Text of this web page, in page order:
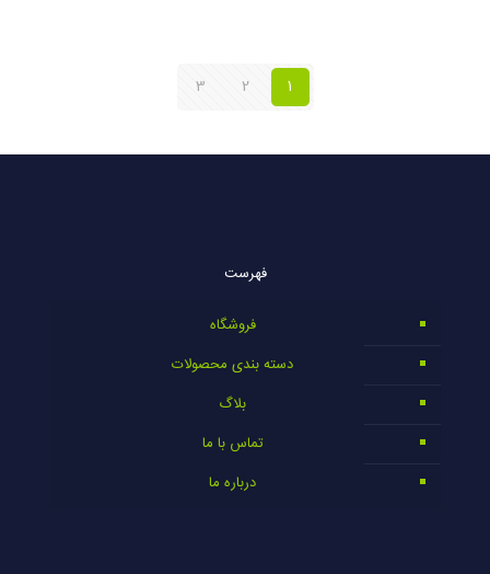
1
2
3
فهرست
فروشگاه
دسته بندی محصولات
بلاگ
تماس با ما
درباره ما